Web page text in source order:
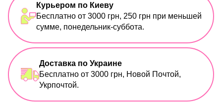
Курьером по Киеву
Бесплатно от 3000 грн, 250 грн при меньшей
сумме, понедельник-суббота.
Доставка по Украине
Бесплатно от 3000 грн, Новой Почтой,
Укрпочтой.